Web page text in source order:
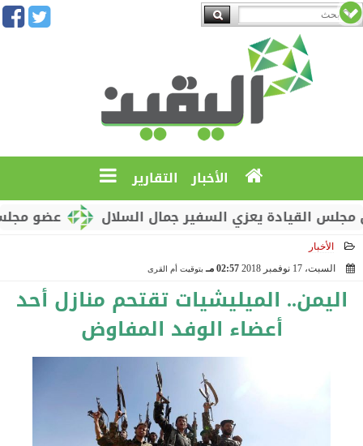
الأخبار التقارير
عضو مجلس
يعزي السفير جمال السلال
الأخبار
السبت، 17 نوفمبر 2018
02:57 مـ بتوقيت أم القرى
اليمن.. الميليشيات تقتحم منازل أحد
أعضاء الوفد المفاوض